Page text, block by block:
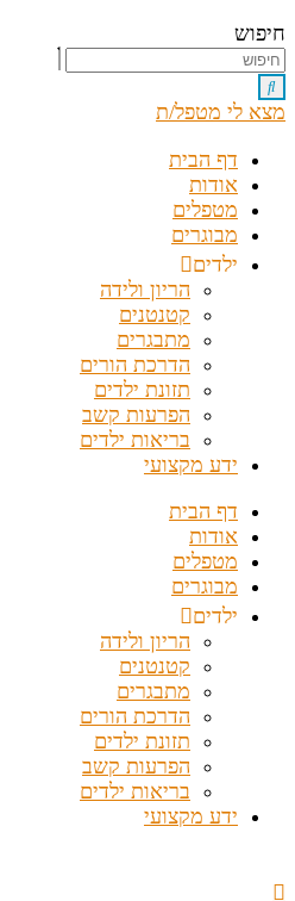
חיפוש
מצא לי מטפל/ת
דף הבית
אודות
מטפלים
מבוגרים
ילדים
הריון ולידה
קטנטנים
מתבגרים
הדרכת הורים
תזונת ילדים
הפרעות קשב
בריאות ילדים
ידע מקצועי
דף הבית
אודות
מטפלים
מבוגרים
ילדים
הריון ולידה
קטנטנים
מתבגרים
הדרכת הורים
תזונת ילדים
הפרעות קשב
בריאות ילדים
ידע מקצועי